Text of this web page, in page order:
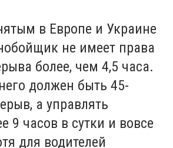
в Европе и Украине
не имеет права
более, чем 4,5 часа.
должен быть 45-
а управлять
9 часов в сутки и вовсе
для водителей